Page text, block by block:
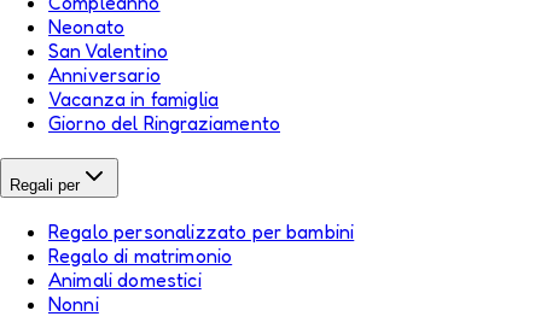
Neonato
San Valentino
Anniversario
Vacanza in famiglia
Giorno del Ringraziamento
Regali per
Regalo personalizzato per bambini
Regalo di matrimonio
Animali domestici
Nonni